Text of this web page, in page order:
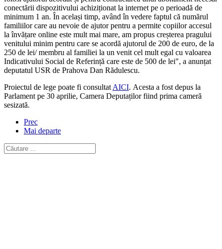
conectării dispozitivului achiziționat la internet pe o perioadă de
minimum 1 an. În același timp, având în vedere faptul că numărul
familiilor care au nevoie de ajutor pentru a permite copiilor accesul
la învățare online este mult mai mare, am propus creșterea pragului
venitului minim pentru care se acordă ajutorul de 200 de euro, de la
250 de lei/ membru al familiei la un venit cel mult egal cu valoarea
Indicativului Social de Referință care este de 500 de lei", a anunțat
deputatul USR de Prahova Dan Rădulescu.
Proiectul de lege poate fi consultat AICI. Acesta a fost depus la
Parlament pe 30 aprilie, Camera Deputaților fiind prima cameră
sesizată.
Prec
Mai departe